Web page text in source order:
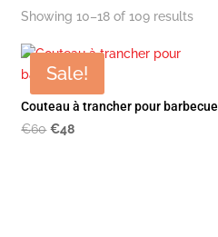
Showing 10–18 of 109 results
Sale!
Couteau à trancher pour barbecue
€60 Original
€48Current